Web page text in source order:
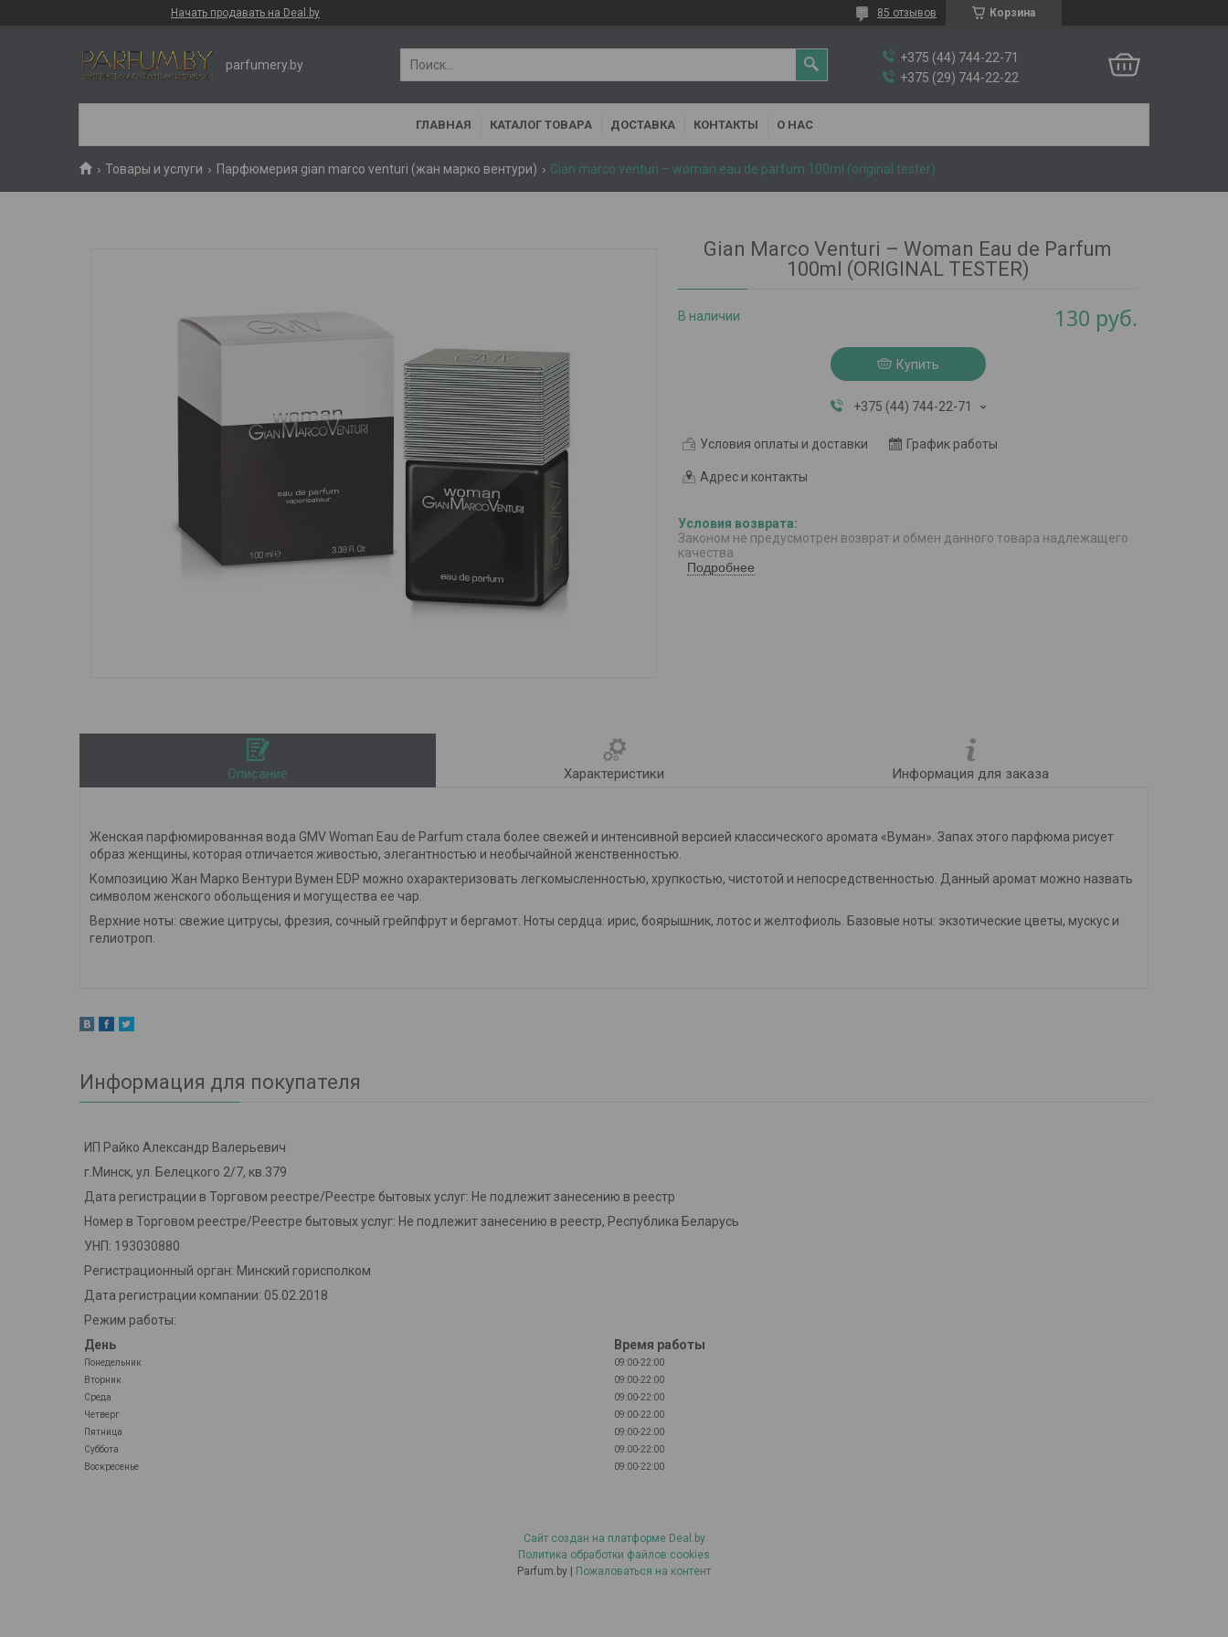
Начать продавать на Deal.by Корзина
85 отзывов
parfumery.by
+375 (44) 744-22-71
+375 (29) 744-22-22
ГЛАВНАЯ КАТАЛОГ ТОВАРА ДОСТАВКА КОНТАКТЫ О НАС
Товары и услуги Парфюмерия gian marco venturi (жан марко вентури) Gian marco venturi – woman eau de parfum 100ml (original tester)
Gian Marco Venturi – Woman Eau de Parfum
100ml (ORIGINAL TESTER)
В наличии 130 руб.
Купить
+375 (44) 744-22-71
Условия оплаты и доставки График работы
Адрес и контакты
Законом не предусмотрен возврат и обмен данного товара надлежащего
качества
Подробнее
Описание Характеристики Информация для заказа
Женская парфюмированная вода GMV Woman Eau de Parfum стала более свежей и интенсивной версией классического аромата «Вуман». Запах этого парфюма рисует
образ женщины, которая отличается живостью, элегантностью и необычайной женственностью.
Композицию Жан Марко Вентури Вумен EDP можно охарактеризовать легкомысленностью, хрупкостью, чистотой и непосредственностью. Данный аромат можно назвать
символом женского обольщения и могущества ее чар.
Верхние ноты: свежие цитрусы, фрезия, сочный грейпфрут и бергамот. Ноты сердца: ирис, боярышник, лотос и желтофиоль. Базовые ноты: экзотические цветы, мускус и
гелиотроп.
Информация для покупателя
ИП Райко Александр Валерьевич
г.Минск, ул. Белецкого 2/7, кв.379
Дата регистрации в Торговом реестре/Реестре бытовых услуг: Не подлежит занесению в реестр
Номер в Торговом реестре/Реестре бытовых услуг: Не подлежит занесению в реестр, Республика Беларусь
УНП: 193030880
Регистрационный орган: Минский горисполком
Дата регистрации компании: 05.02.2018
Режим работы:
День
Время работы
Понедельник
09:00-22:00
Вторник
09:00-22:00
Среда
09:00-22:00
Четверг
09:00-22:00
Пятница
09:00-22:00
Суббота
09:00-22:00
Воскресенье
09:00-22:00
Сайт создан на платформе Deal.by
Политика обработки файлов cookies
Parfum.by |
Пожаловаться на контент